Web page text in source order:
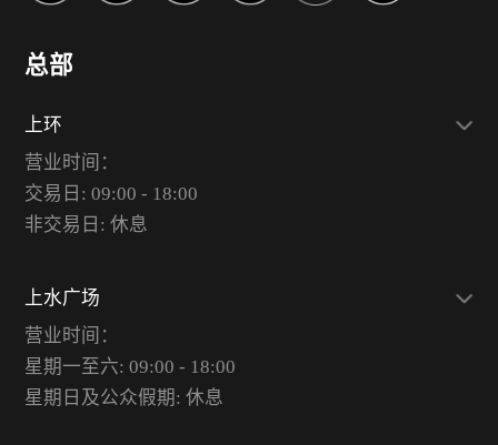
总部
上环
营业时间：
交易日: 09:00 - 18:00
非交易日: 休息
上水广场
营业时间：
星期一至六: 09:00 - 18:00
星期日及公众假期: 休息